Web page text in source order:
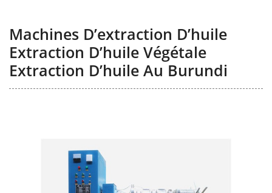
Machines D’extraction D’huile
Extraction D’huile Végétale
Extraction D’huile Au Burundi